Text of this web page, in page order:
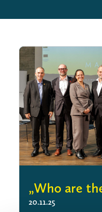
„Who are
20.11.25